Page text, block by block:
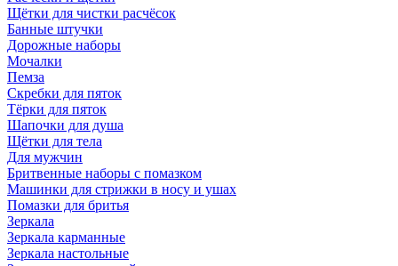
Щётки для чистки расчёсок
Банные штучки
Дорожные наборы
Мочалки
Пемза
Скребки для пяток
Тёрки для пяток
Шапочки для душа
Щётки для тела
Для мужчин
Бритвенные наборы с помазком
Машинки для стрижки в носу и ушах
Помазки для бритья
Зеркала
Зеркала карманные
Зеркала настольные